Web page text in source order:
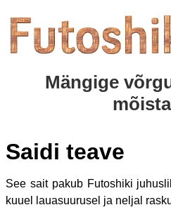
Mängige
Saidi teave
See sait pakub Futoshiki
kuuel lauasuurusel ja neljal